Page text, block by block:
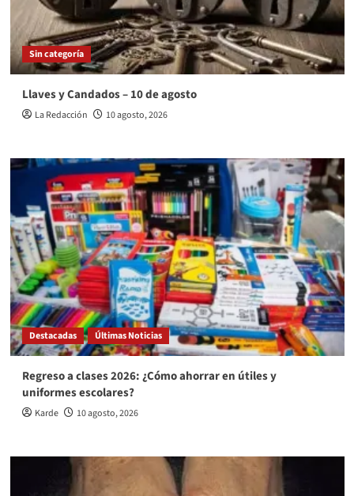
Sin categoría
Llaves y Candados – 10 de agosto
La Redacción 10 agosto, 2026
Destacadas Últimas Noticias
Regreso a clases 2026: ¿Cómo ahorrar en útiles y
uniformes escolares?
Karde 10 agosto, 2026